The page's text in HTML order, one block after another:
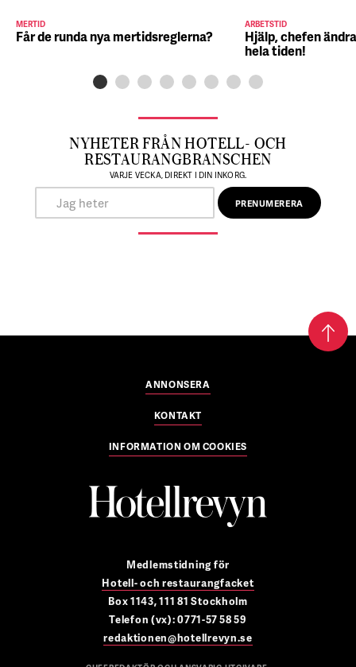
MERTID
Får de runda nya mertidsreglerna?
ARBETSTID
Hjälp, chefen
hela tiden!
NYHETER FRÅN HOTELL- OCH
RESTAURANGBRANSCHEN
VARJE VECKA, DIREKT I DIN INKORG.
ANNONSERA
KONTAKT
INFORMATION OM COOKIES
Medlemstidning för
Hotell- och restaurangfacket
Box 1143, 111 81 Stockholm
Telefon (vx): 0771-57 58 59
redaktionen@hotellrevyn.se